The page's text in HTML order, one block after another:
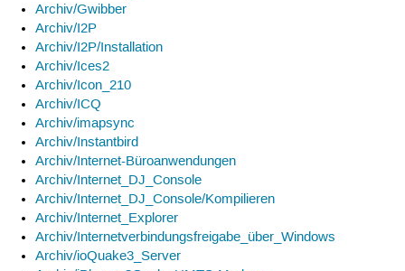
Archiv/Gwibber
Archiv/I2P
Archiv/I2P/Installation
Archiv/Ices2
Archiv/Icon_210
Archiv/ICQ
Archiv/imapsync
Archiv/Instantbird
Archiv/Internet-Büroanwendungen
Archiv/Internet_DJ_Console
Archiv/Internet_DJ_Console/Kompilieren
Archiv/Internet_Explorer
Archiv/Internetverbindungsfreigabe_über_Windows
Archiv/ioQuake3_Server